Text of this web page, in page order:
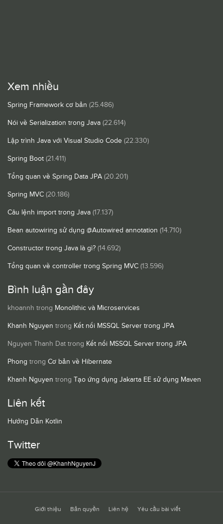
Xem nhiều
Spring Framework cơ bản (25.486)
Nói về Serialization trong Java (22.614)
Lập trình Java với Visual Studio Code (22.330)
Spring Boot (21.411)
Tổng quan về Spring Data JPA (20.201)
Spring MVC (20.186)
Câu lệnh import trong Java (17.137)
Bean autowiring sử dụng @Autowired annotation (14.710)
Constructor trong Java là gì? (14.692)
Tổng quan về controller trong Spring MVC (13.596)
Bình luận gần đây
khoannh trong Monolithic và Microservices
Khanh Nguyen trong Kết nối MSSQL Server trong JPA
Nguyen Thanh Dat trong Kết nối MSSQL Server trong JPA
Phong trong Cơ bản về Hibernate
Khanh Nguyen trong Tạo ứng dụng Jakarta EE sử dụng Maven
Liên kết
Hướng Dẫn Kotlin
Twitter
Giới thiệu Bản quyền Liên hệ Yêu cầu bài viết